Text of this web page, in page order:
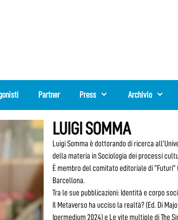
Partner Press Archivio
LUIGI SOMMA
Luigi Somma è dottorando di ricerca
della materia in Sociologia dei processi
È membro del comitato editoriale di
Barcellona.
Tra le sue pubblicazioni: Identità e corpo
Il Metaverso ha ucciso la realtà? (Ed. Di
Ipermedium 2024) e Le vite multiple di The